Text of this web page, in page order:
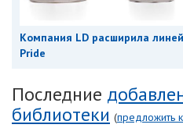
Компания LD расширила
Pride
Последние
библиотеки (предложить